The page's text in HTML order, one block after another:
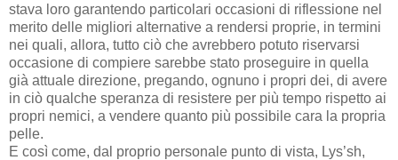
stava loro garantendo particolari occasioni di riflessione nel
merito delle migliori alternative a rendersi proprie, in termini
nei quali, allora, tutto ciò che avrebbero potuto riservarsi
occasione di compiere sarebbe stato proseguire in quella
già attuale direzione, pregando, ognuno i propri dei, di avere
in ciò qualche speranza di resistere per più tempo rispetto ai
propri nemici, a vendere quanto più possibile cara la propria
pelle.
E così come, dal proprio personale punto di vista, Lys’sh,